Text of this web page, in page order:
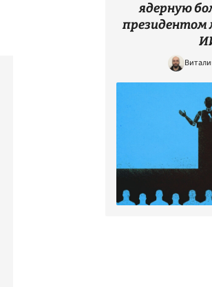
ядерную
президентом